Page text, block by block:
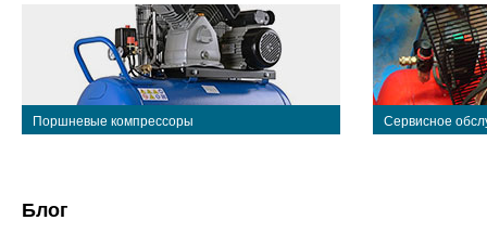
Поршневые компрессоры Сервисное
Блог